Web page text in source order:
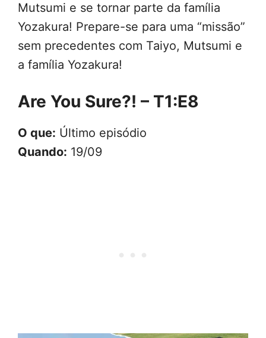
Mutsumi e se tornar parte da família
Yozakura! Prepare-se para uma “missão”
sem precedentes com Taiyo, Mutsumi e
a família Yozakura!
Are You Sure?! – T1:E8
O que: Último episódio
Quando: 19/09